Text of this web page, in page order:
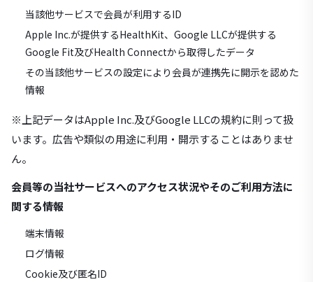
当該他サービスで会員が利用するID
Apple Inc.が提供するHealthKit、Google LLCが提供する
Google Fit及びHealth Connectから取得したデータ
その当該他サービスの設定により会員が連携先に開示を認めた
情報
※上記データはApple Inc.及びGoogle LLCの規約に則って扱
います。広告や類似の用途に利用・開示することはありませ
ん。
会員等の当社サービスへのアクセス状況やそのご利用方法に
関する情報
端末情報
ログ情報
Cookie及び匿名ID